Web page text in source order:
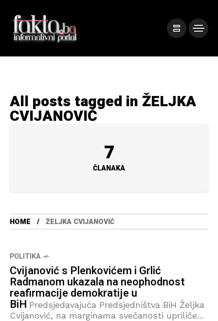
All posts tagged in ŽELJKA
CVIJANOVIĆ
7
ČLANAKA
HOME ŽELJKA CVIJANOVIĆ
POLITIKA
Cvijanović s Plenkovićem i Grlić
Radmanom ukazala na neophodnost
reafirmacije demokratije u
BiH Predsjedavajuća Predsjedništva BiH Željka
Cvijanović, na marginama svečanosti upriličene